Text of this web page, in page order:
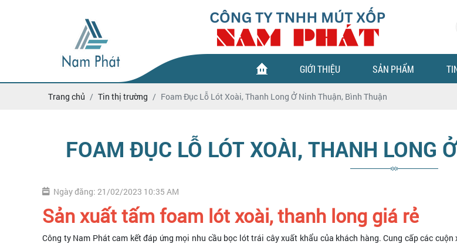
GIỚI THIỆU SẢN PHẨM
Trang chủ Tin thị trường Foam Đục Lỗ Lót Xoài, Thanh Long Ở Ninh Thuận, Bình Thuận
FOAM ĐỤC LỖ LÓT XOÀI, THANH LONG
Ngày đăng: 21/02/2023 10:35 AM
Sản xuất tấm foam lót xoài, thanh long giá rẻ
Công ty Nam Phát cam kết đáp ứng mọi nhu cầu bọc lót trái cây xuất khẩu của khách hàng. Cung cấp các